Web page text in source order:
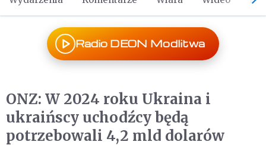
Radio DEON Modlitwa
ONZ: W 2024 roku Ukraina i
ukraińscy uchodźcy będą
potrzebowali 4,2 mld dolarów